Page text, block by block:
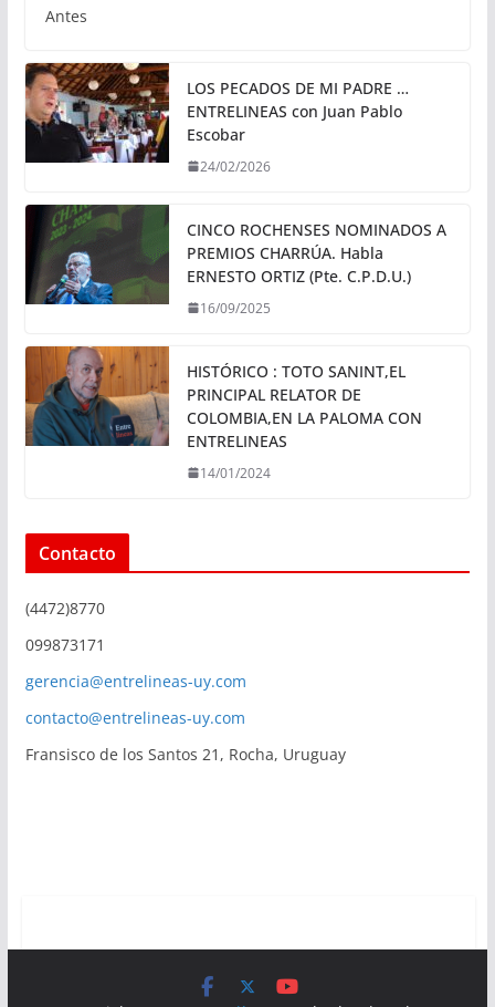
Antes
LOS PECADOS DE MI PADRE …
ENTRELINEAS con Juan Pablo
Escobar
24/02/2026
CINCO ROCHENSES NOMINADOS A
PREMIOS CHARRÚA. Habla
ERNESTO ORTIZ (Pte. C.P.D.U.)
16/09/2025
HISTÓRICO : TOTO SANINT,EL
PRINCIPAL RELATOR DE
COLOMBIA,EN LA PALOMA CON
ENTRELINEAS
14/01/2024
Contacto
(4472)8770
099873171
gerencia@entrelineas-uy.com
contacto@entrelineas-uy.com
Fransisco de los Santos 21, Rocha, Uruguay